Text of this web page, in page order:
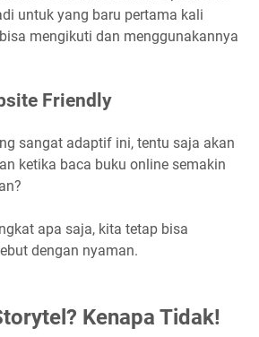
untuk yang baru pertama kali
mengikuti dan menggunakannya
Friendly
sangat adaptif ini, tentu saja akan
ketika baca buku online semakin
apa saja, kita tetap bisa
dengan nyaman.
Kenapa Tidak!